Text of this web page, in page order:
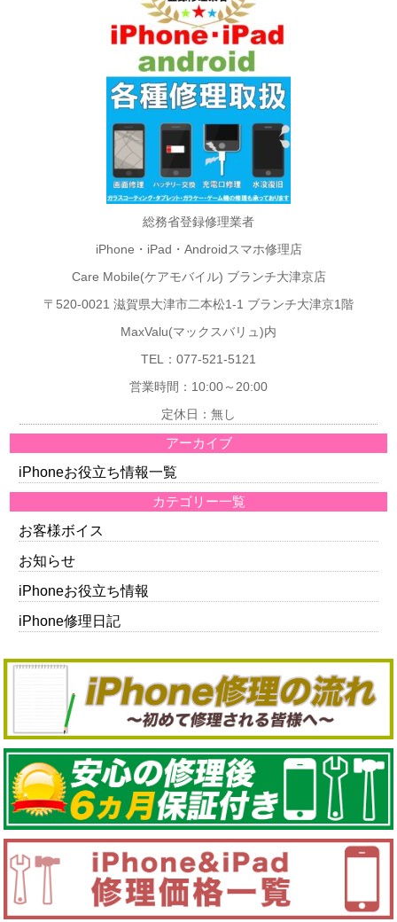
総務省登録修理業者
iPhone・iPad・Androidスマホ修理店
Care Mobile(ケアモバイル) ブランチ大津京店
〒520-0021 滋賀県大津市二本松1-1 ブランチ大津京1階
MaxValu(マックスバリュ)内
TEL：077-521-5121
営業時間：10:00～20:00
定休日：無し
アーカイブ
iPhoneお役立ち情報一覧
カテゴリー一覧
お客様ボイス
お知らせ
iPhoneお役立ち情報
iPhone修理日記